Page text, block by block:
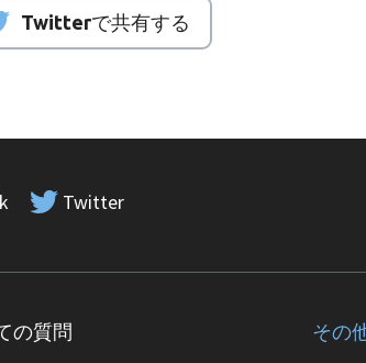
Twitterで共有する
Twitter
の質問
その